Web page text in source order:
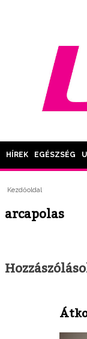
HÍREK EGÉSZSÉG
Kezdőoldal
arcapolas